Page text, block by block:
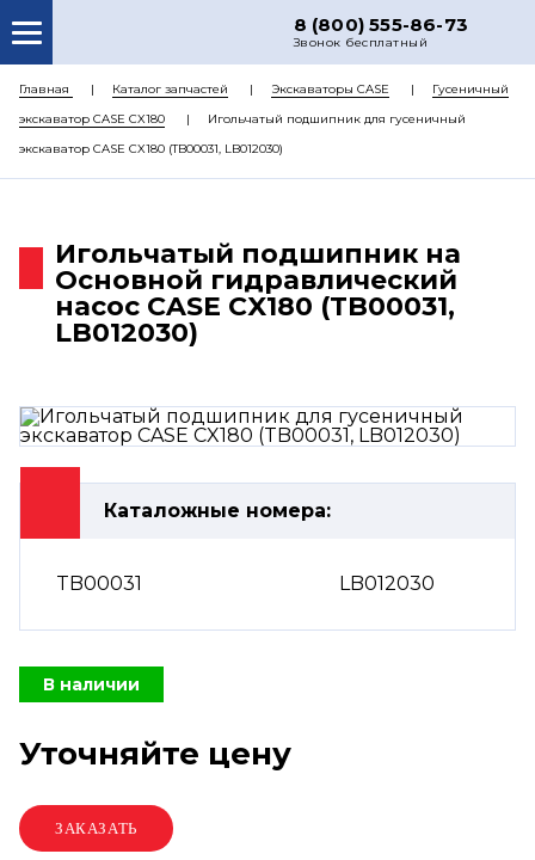
8 (800) 555-86-73
Звонок бесплатный
О НАС
КАТАЛОГ ЗАПЧАСТЕЙ
РЕМОНТ
ЦЕНЫ
КОНТАКТЫ
Главная Каталог запчастей Экскаваторы CASE
Гусеничный
экскаватор CASE CX180
Игольчатый подшипник для гусеничный
экскаватор CASE CX180 (TB00031, LB012030)
Игольчатый подшипник на
Основной гидравлический
насос CASE CX180 (TB00031,
LB012030)
Каталожные номера:
TB00031 LB012030
В наличии
Уточняйте цену